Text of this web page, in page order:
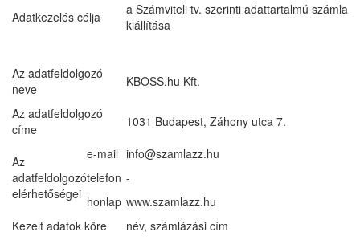
Adatkezelés célja
a Számviteli tv. szerinti adattartalmú számla
kiállítása
Az adatfeldolgozó
neve
KBOSS.hu Kft.
Az adatfeldolgozó
címe
1031 Budapest, Záhony utca 7.
Az
adatfeldolgozó
elérhetőségei
e-mail info@szamlazz.hu
telefon -
honlap www.szamlazz.hu
Kezelt adatok köre
név, számlázási cím